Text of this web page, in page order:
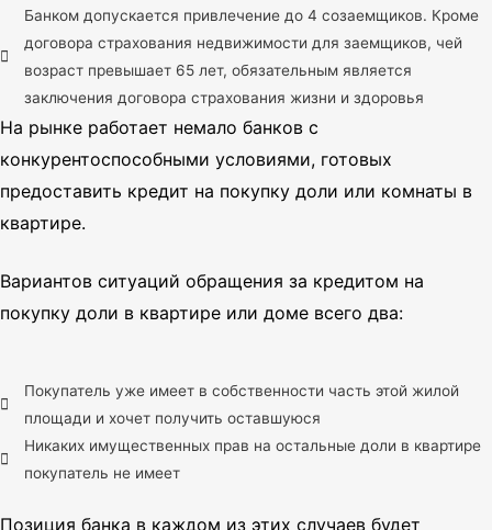
Банком допускается привлечение до 4 созаемщиков. Кроме
договора страхования недвижимости для заемщиков, чей
возраст превышает 65 лет, обязательным является
заключения договора страхования жизни и здоровья
На рынке работает немало банков с
конкурентоспособными условиями, готовых
предоставить кредит на покупку доли или комнаты в
квартире.
Вариантов ситуаций обращения за кредитом на
покупку доли в квартире или доме всего два:
Покупатель уже имеет в собственности часть этой жилой
площади и хочет получить оставшуюся
Никаких имущественных прав на остальные доли в квартире
покупатель не имеет
Позиция банка в каждом из этих случаев будет